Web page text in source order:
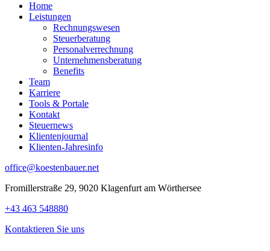
Home
Leistungen
Rechnungswesen
Steuerberatung
Personalverrechnung
Unternehmensberatung
Benefits
Team
Karriere
Tools & Portale
Kontakt
Steuernews
Klientenjournal
Klienten-Jahresinfo
office@koestenbauer.net
Fromillerstraße 29, 9020 Klagenfurt am Wörthersee
+43 463 548880
Kontaktieren Sie uns